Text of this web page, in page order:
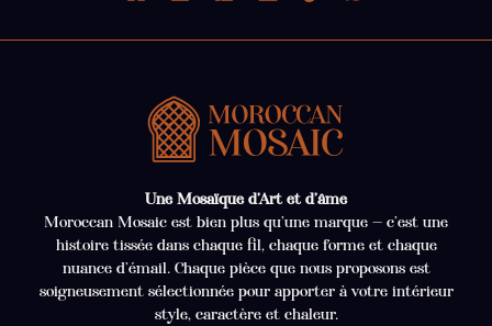
Une Mosaïque d’Art et d’âme
Moroccan Mosaic est bien plus qu’une marque — c’est une
histoire tissée dans chaque fil, chaque forme et chaque
nuance d’émail. Chaque pièce que nous proposons est
soigneusement sélectionnée pour apporter à votre intérieur
style, caractère et chaleur.